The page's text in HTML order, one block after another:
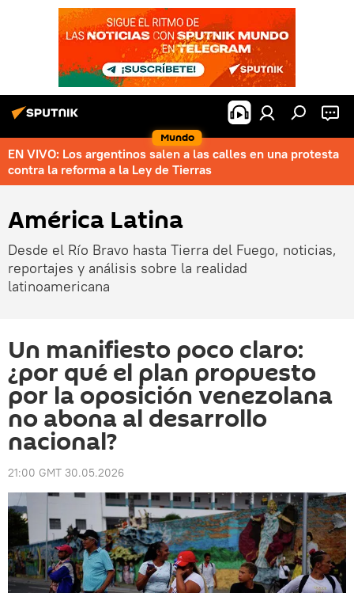
Mundo
EN VIVO: Los argentinos salen a las calles en una protesta
contra la reforma a la Ley de Tierras
América Latina
Desde el Río Bravo hasta Tierra del Fuego, noticias,
reportajes y análisis sobre la realidad
latinoamericana
Un manifiesto poco claro:
¿por qué el plan propuesto
por la oposición venezolana
no abona al desarrollo
nacional?
21:00 GMT 30.05.2026